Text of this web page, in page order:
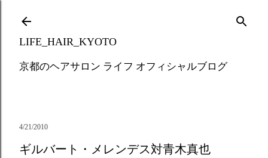
LIFE_HAIR_KYOTO
京都のヘアサロン ライフ オフィシャルブログ
4/21/2010
ギルバート・メレンデス対青木真也